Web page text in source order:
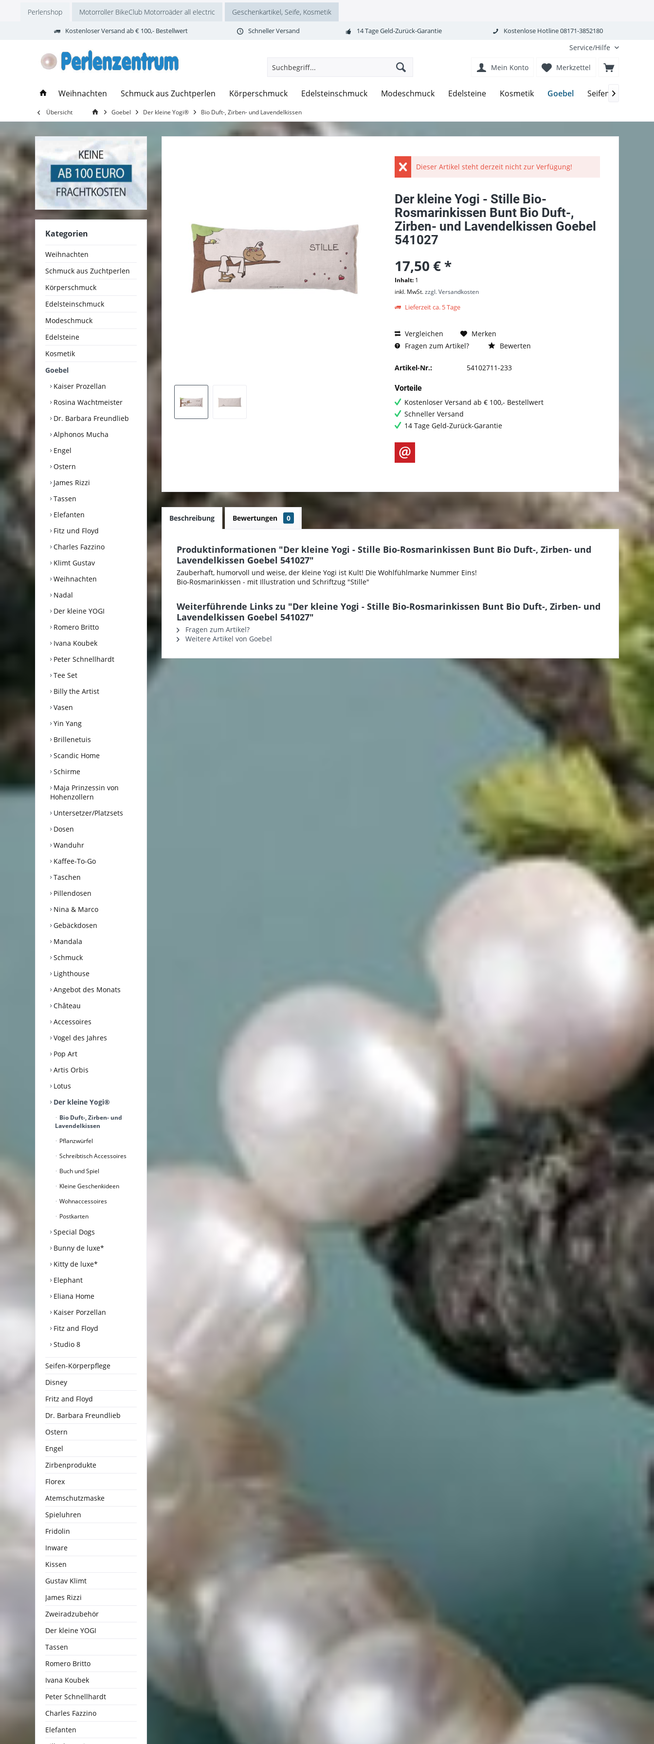
Perlenshop Motorroller BikeClub Motorroäder all electric Geschenkartikel, Seife, Kosmetik
Kostenloser Versand ab € 100,- Bestellwert Schneller Versand 14 Tage Geld-Zurück-Garantie Kostenlose Hotline 08171-3852180
Service/Hilfe
Merkzettel
Mein Konto
Weihnachten Schmuck aus Zuchtperlen Körperschmuck Edelsteinschmuck Modeschmuck Edelsteine Kosmetik Goebel Seifen-
Übersicht Goebel Der kleine Yogi® Bio Duft-, Zirben- und Lavendelkissen
Kategorien
Weihnachten
Schmuck aus Zuchtperlen
Körperschmuck
Edelsteinschmuck
Modeschmuck
Edelsteine
Kosmetik
Goebel
Kaiser Prozellan
Rosina Wachtmeister
Dr. Barbara Freundlieb
Alphonos Mucha
Engel
Ostern
James Rizzi
Tassen
Elefanten
Fitz und Floyd
Charles Fazzino
Klimt Gustav
Weihnachten
Nadal
Der kleine YOGI
Romero Britto
Ivana Koubek
Peter Schnellhardt
Tee Set
Billy the Artist
Vasen
Yin Yang
Brillenetuis
Scandic Home
Schirme
Maja Prinzessin von
Hohenzollern
Untersetzer/Platzsets
Dosen
Wanduhr
Kaffee-To-Go
Taschen
Pillendosen
Nina & Marco
Gebäckdosen
Mandala
Schmuck
Lighthouse
Angebot des Monats
Château
Accessoires
Vogel des Jahres
Pop Art
Artis Orbis
Lotus
Der kleine Yogi®
Bio Duft-, Zirben- und
Lavendelkissen
Pflanzwürfel
Schreibtisch Accessoires
Buch und Spiel
Kleine Geschenkideen
Wohnaccessoires
Postkarten
Special Dogs
Bunny de luxe*
Kitty de luxe*
Elephant
Eliana Home
Kaiser Porzellan
Fitz and Floyd
Studio 8
Seifen-Körperpflege
Disney
Fritz and Floyd
Dr. Barbara Freundlieb
Ostern
Engel
Zirbenprodukte
Florex
Atemschutzmaske
Spieluhren
Fridolin
Inware
Kissen
Gustav Klimt
James Rizzi
Zweiradzubehör
Der kleine YOGI
Tassen
Romero Britto
Ivana Koubek
Peter Schnellhardt
Charles Fazzino
Elefanten
Dieser Artikel steht derzeit nicht zur Verfügung!
Der kleine Yogi - Stille Bio-
Rosmarinkissen Bunt Bio Duft-,
Zirben- und Lavendelkissen Goebel
541027
17,50 € *
Inhalt: 1
inkl. MwSt.zzgl. Versandkosten
Lieferzeit ca. 5 Tage
Vergleichen
Merken
Fragen zum Artikel?
Bewerten
Artikel-Nr.: 54102711-233
Vorteile
Kostenloser Versand ab € 100,- Bestellwert
Schneller Versand
14 Tage Geld-Zurück-Garantie
Beschreibung Bewertungen 0
Produktinformationen "Der kleine Yogi - Stille Bio-Rosmarinkissen Bunt Bio Duft-, Zirben- und
Lavendelkissen Goebel 541027"
Zauberhaft, humorvoll und weise, der kleine Yogi ist Kult! Die Wohlfühlmarke Nummer Eins!
Bio-Rosmarinkissen - mit Illustration und Schriftzug "Stille"
Weiterführende Links zu "Der kleine Yogi - Stille Bio-Rosmarinkissen Bunt Bio Duft-, Zirben- und
Lavendelkissen Goebel 541027"
Fragen zum Artikel?
Weitere Artikel von Goebel